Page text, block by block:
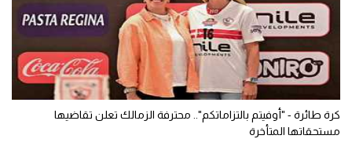
كرة طائرة - "أوفيتم بالتزاماتكم".. محترفة الزمالك تعلن تقاضيها
مستحقاتها المتأخرة